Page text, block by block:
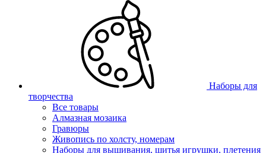
Наборы для
творчества
Все товары
Алмазная мозаика
Гравюры
Живопись по холсту, номерам
Наборы для вышивания, шитья игрушки, плетения